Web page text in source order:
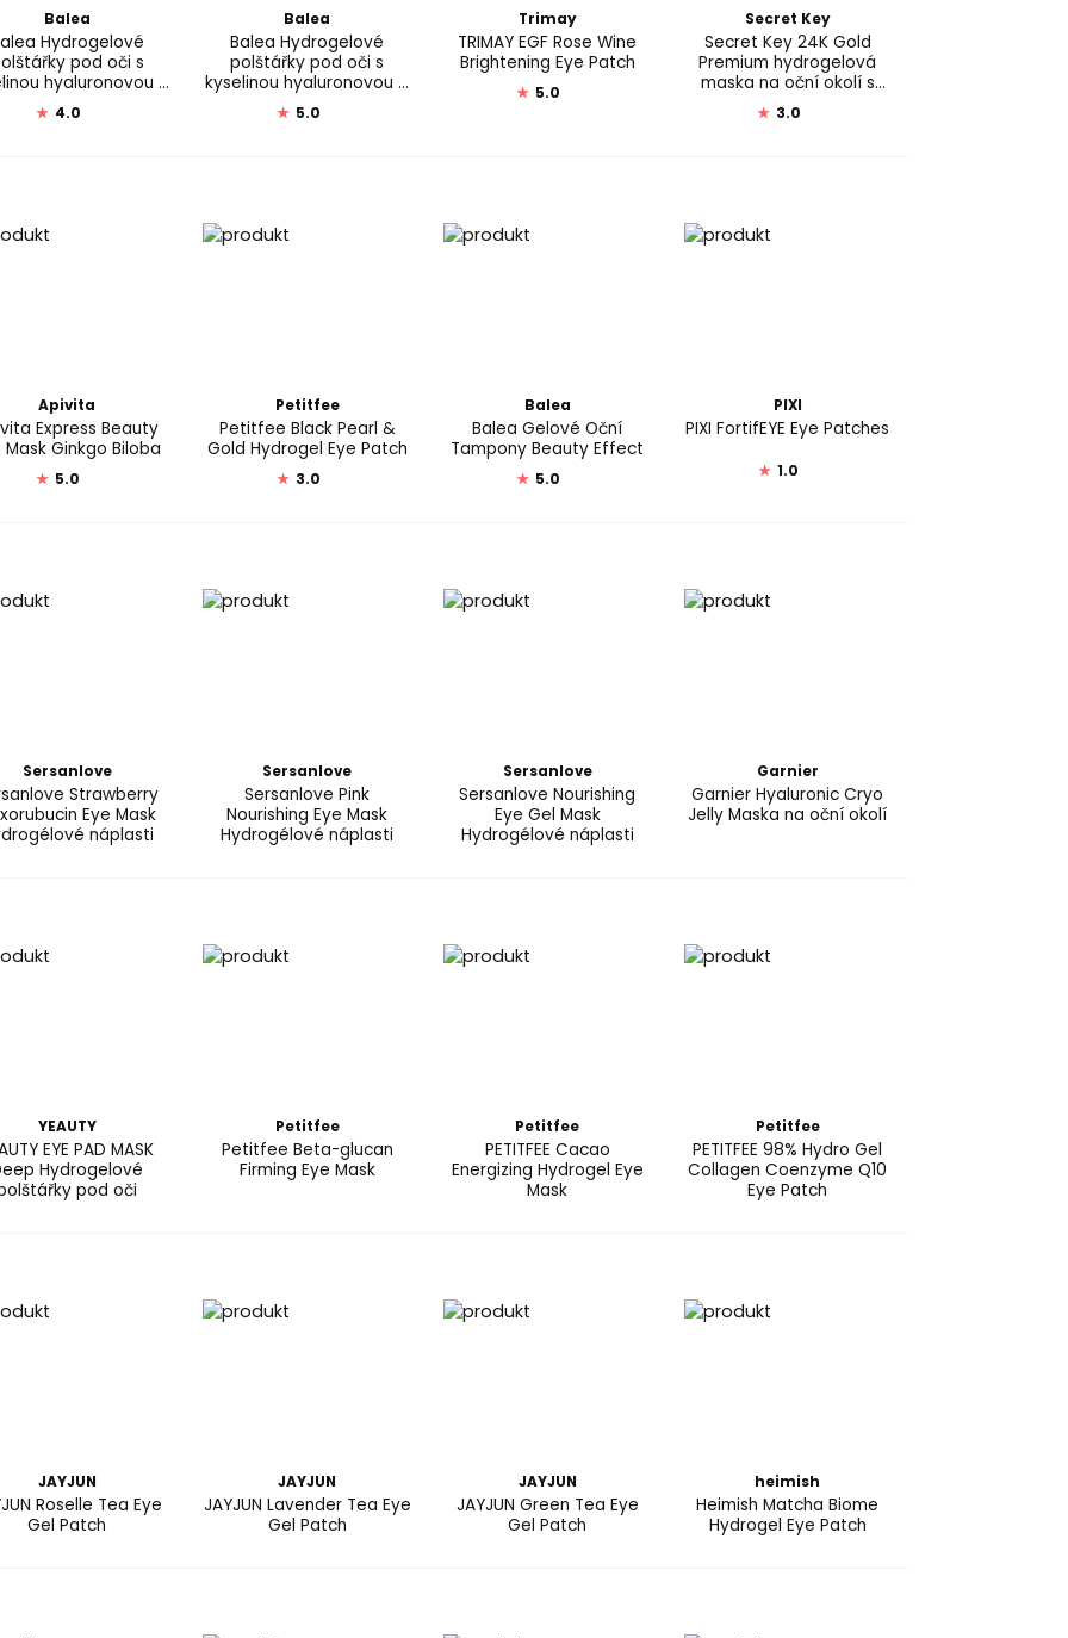
Balea
Hydrogelové
pod oči s
hyaluronovou a
magnolií
★ 4.0
Balea
Balea Hydrogelové
polštářky pod oči s
kyselinou hyaluronovou a
kaktusem
★ 5.0
Trimay
TRIMAY EGF Rose Wine
Brightening Eye Patch
★ 5.0
Secret Key
Secret Key 24K Gold
Premium hydrogelová
maska na oční okolí s
24karátovým zlatem
★ 3.0
Apivita
Express Beauty
Mask Ginkgo Biloba
★ 5.0
Petitfee
Petitfee Black Pearl &
Gold Hydrogel Eye Patch
★ 3.0
Balea
Balea Gelové Oční
Tampony Beauty Effect
★ 5.0
PIXI
PIXI FortifEYE Eye Patches
★ 1.0
Sersanlove
Strawberry
Eye Mask
náplasti
Sersanlove
Sersanlove Pink
Nourishing Eye Mask
Hydrogélové náplasti
Sersanlove
Sersanlove Nourishing
Eye Gel Mask
Hydrogélové náplasti
Garnier
Garnier Hyaluronic Cryo
Jelly Maska na oční okolí
YEAUTY
EYE PAD MASK
Hydrogelové
pod oči
Petitfee
Petitfee Beta-glucan
Firming Eye Mask
Petitfee
PETITFEE Cacao
Energizing Hydrogel Eye
Mask
Petitfee
PETITFEE 98% Hydro Gel
Collagen Coenzyme Q10
Eye Patch
JAYJUN
Roselle Tea Eye
Gel Patch
JAYJUN
JAYJUN Lavender Tea Eye
Gel Patch
JAYJUN
JAYJUN Green Tea Eye
Gel Patch
heimish
Heimish Matcha Biome
Hydrogel Eye Patch